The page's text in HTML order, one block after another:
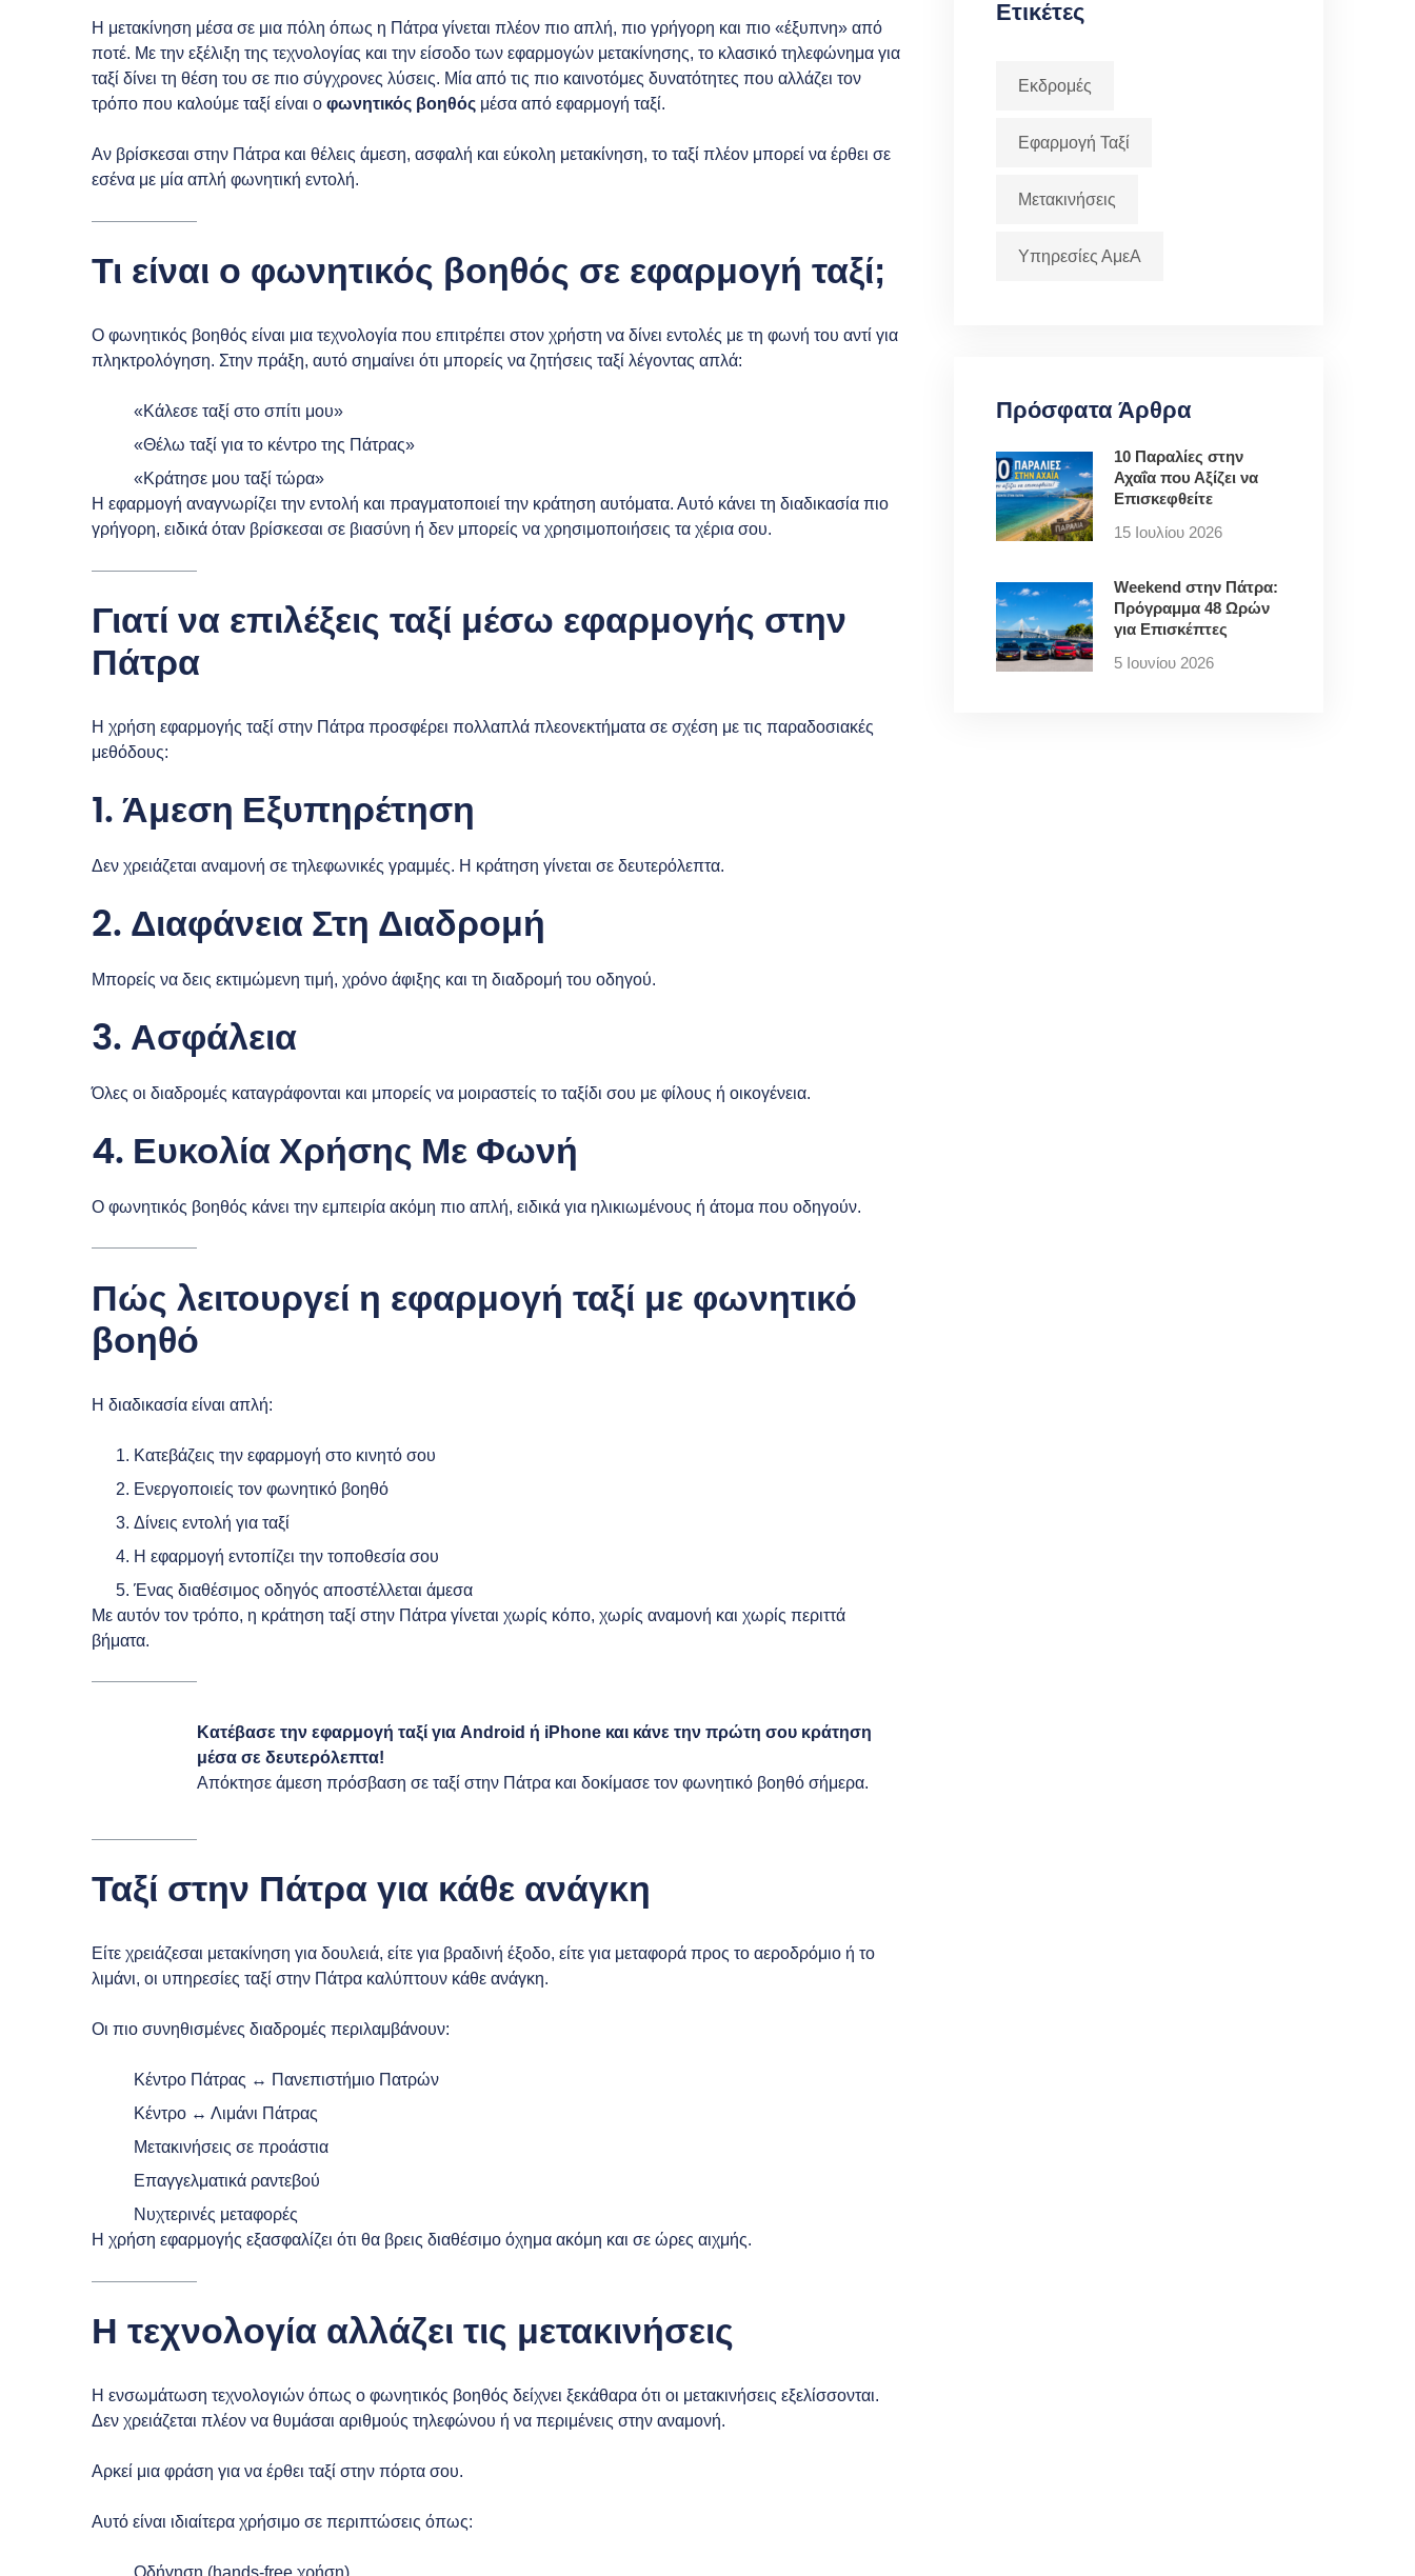
Η μετακίνηση μέσα σε μια πόλη όπως η Πάτρα γίνεται πλέον πιο απλή, πιο γρήγορη και πιο «έξυπνη» από
ποτέ. Με την εξέλιξη της τεχνολογίας και την είσοδο των εφαρμογών μετακίνησης, το κλασικό τηλεφώνημα για
ταξί δίνει τη θέση του σε πιο σύγχρονες λύσεις. Μία από τις πιο καινοτόμες δυνατότητες που αλλάζει τον
τρόπο που καλούμε ταξί είναι ο φωνητικός βοηθός μέσα από εφαρμογή ταξί.
Αν βρίσκεσαι στην Πάτρα και θέλεις άμεση, ασφαλή και εύκολη μετακίνηση, το ταξί πλέον μπορεί να έρθει σε
εσένα με μία απλή φωνητική εντολή.
Τι είναι ο φωνητικός βοηθός σε εφαρμογή ταξί;
Ο φωνητικός βοηθός είναι μια τεχνολογία που επιτρέπει στον χρήστη να δίνει εντολές με τη φωνή του αντί για
πληκτρολόγηση. Στην πράξη, αυτό σημαίνει ότι μπορείς να ζητήσεις ταξί λέγοντας απλά:
«Κάλεσε ταξί στο σπίτι μου»
«Θέλω ταξί για το κέντρο της Πάτρας»
«Κράτησε μου ταξί τώρα»
Η εφαρμογή αναγνωρίζει την εντολή και πραγματοποιεί την κράτηση αυτόματα. Αυτό κάνει τη διαδικασία πιο
γρήγορη, ειδικά όταν βρίσκεσαι σε βιασύνη ή δεν μπορείς να χρησιμοποιήσεις τα χέρια σου.
Γιατί να επιλέξεις ταξί μέσω εφαρμογής στην
Πάτρα
Η χρήση εφαρμογής ταξί στην Πάτρα προσφέρει πολλαπλά πλεονεκτήματα σε σχέση με τις παραδοσιακές
μεθόδους:
1. Άμεση Εξυπηρέτηση
Δεν χρειάζεται αναμονή σε τηλεφωνικές γραμμές. Η κράτηση γίνεται σε δευτερόλεπτα.
2. Διαφάνεια Στη Διαδρομή
Μπορείς να δεις εκτιμώμενη τιμή, χρόνο άφιξης και τη διαδρομή του οδηγού.
3. Ασφάλεια
Όλες οι διαδρομές καταγράφονται και μπορείς να μοιραστείς το ταξίδι σου με φίλους ή οικογένεια.
4. Ευκολία Χρήσης Με Φωνή
Ο φωνητικός βοηθός κάνει την εμπειρία ακόμη πιο απλή, ειδικά για ηλικιωμένους ή άτομα που οδηγούν.
Πώς λειτουργεί η εφαρμογή ταξί με φωνητικό
βοηθό
Η διαδικασία είναι απλή:
Κατεβάζεις την εφαρμογή στο κινητό σου
Ενεργοποιείς τον φωνητικό βοηθό
Δίνεις εντολή για ταξί
Η εφαρμογή εντοπίζει την τοποθεσία σου
Ένας διαθέσιμος οδηγός αποστέλλεται άμεσα
Με αυτόν τον τρόπο, η κράτηση ταξί στην Πάτρα γίνεται χωρίς κόπο, χωρίς αναμονή και χωρίς περιττά
βήματα.
Κατέβασε την εφαρμογή ταξί για Android ή iPhone και κάνε την πρώτη σου κράτηση
μέσα σε δευτερόλεπτα!
Απόκτησε άμεση πρόσβαση σε ταξί στην Πάτρα και δοκίμασε τον φωνητικό βοηθό σήμερα.
Ταξί στην Πάτρα για κάθε ανάγκη
Είτε χρειάζεσαι μετακίνηση για δουλειά, είτε για βραδινή έξοδο, είτε για μεταφορά προς το αεροδρόμιο ή το
λιμάνι, οι υπηρεσίες ταξί στην Πάτρα καλύπτουν κάθε ανάγκη.
Οι πιο συνηθισμένες διαδρομές περιλαμβάνουν:
Κέντρο Πάτρας ↔ Πανεπιστήμιο Πατρών
Κέντρο ↔ Λιμάνι Πάτρας
Μετακινήσεις σε προάστια
Επαγγελματικά ραντεβού
Νυχτερινές μεταφορές
Η χρήση εφαρμογής εξασφαλίζει ότι θα βρεις διαθέσιμο όχημα ακόμη και σε ώρες αιχμής.
Η τεχνολογία αλλάζει τις μετακινήσεις
Η ενσωμάτωση τεχνολογιών όπως ο φωνητικός βοηθός δείχνει ξεκάθαρα ότι οι μετακινήσεις εξελίσσονται.
Δεν χρειάζεται πλέον να θυμάσαι αριθμούς τηλεφώνου ή να περιμένεις στην αναμονή.
Αρκεί μια φράση για να έρθει ταξί στην πόρτα σου.
Αυτό είναι ιδιαίτερα χρήσιμο σε περιπτώσεις όπως:
Ετικέτες
Εκδρομές
Εφαρμογή Ταξί
Μετακινήσεις
Υπηρεσίες ΑμεΑ
Πρόσφατα Άρθρα
10 Παραλίες στην
Αχαΐα που Αξίζει να
Επισκεφθείτε
15 Ιουλίου 2026
Weekend στην Πάτρα:
Πρόγραμμα 48 Ωρών
για Επισκέπτες
5 Ιουνίου 2026